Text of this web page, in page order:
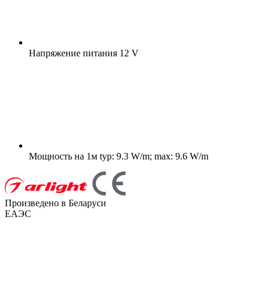
Напряжение питания 12 V
Мощность на 1м typ: 9.3 W/m; max: 9.6 W/m
Произведено в Беларуси
ЕАЭС